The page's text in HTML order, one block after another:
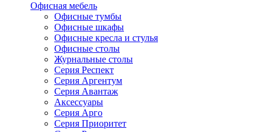
Офисная мебель
Офисные тумбы
Офисные шкафы
Офисные кресла и стулья
Офисные столы
Журнальные столы
Серия Респект
Серия Аргентум
Серия Авантаж
Аксессуары
Серия Арго
Серия Приоритет